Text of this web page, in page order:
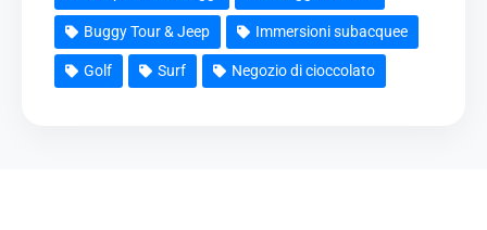
Buggy Tour & Jeep Immersioni subacquee
Golf Surf Negozio di cioccolato